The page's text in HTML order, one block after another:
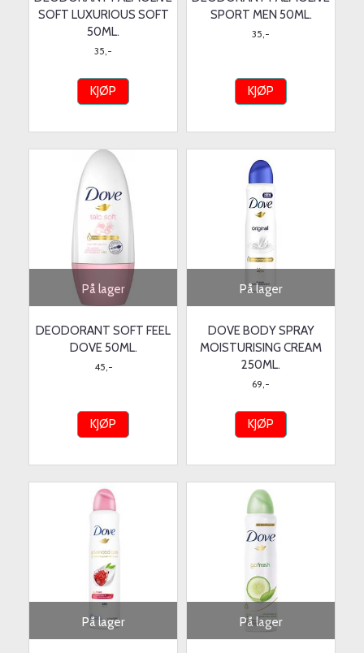
SOFT LUXURIOUS SOFT
50ML.
35,-
KJØP
SPORT MEN 50ML.
35,-
KJØP
På lager
DEODORANT SOFT FEEL
DOVE 50ML.
45,-
KJØP
På lager
DOVE BODY SPRAY
MOISTURISING CREAM
250ML.
69,-
KJØP
På lager På lager